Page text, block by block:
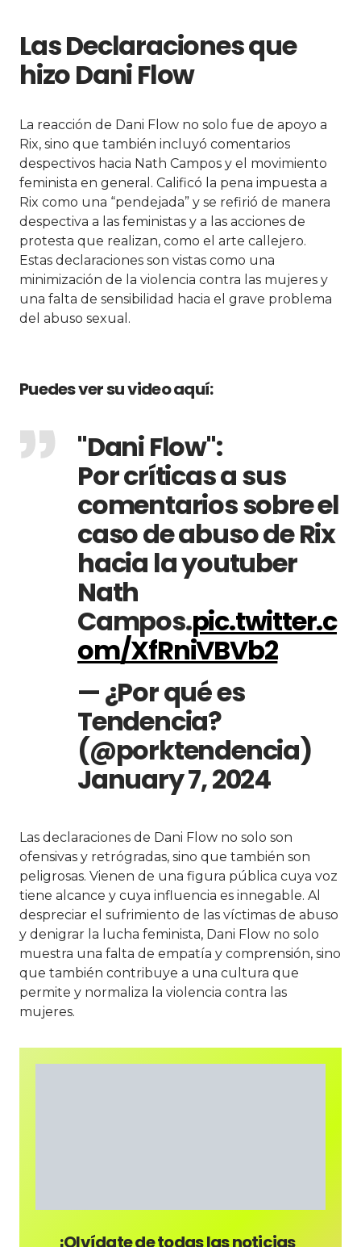
Las Declaraciones que
hizo Dani Flow
La reacción de Dani Flow no solo fue de apoyo a
Rix, sino que también incluyó comentarios
despectivos hacia Nath Campos y el movimiento
feminista en general. Calificó la pena impuesta a
Rix como una “pendejada” y se refirió de manera
despectiva a las feministas y a las acciones de
protesta que realizan, como el arte callejero.
Estas declaraciones son vistas como una
minimización de la violencia contra las mujeres y
una falta de sensibilidad hacia el grave problema
del abuso sexual.
Puedes ver su video aquí:
"Dani Flow":
Por críticas a sus
comentarios sobre el
caso de abuso de Rix
hacia la youtuber
Nath
Campos.pic.twitter.c
om/XfRniVBVb2
— ¿Por qué es
Tendencia?
(@porktendencia)
January 7, 2024
Las declaraciones de Dani Flow no solo son
ofensivas y retrógradas, sino que también son
peligrosas. Vienen de una figura pública cuya voz
tiene alcance y cuya influencia es innegable. Al
despreciar el sufrimiento de las víctimas de abuso
y denigrar la lucha feminista, Dani Flow no solo
muestra una falta de empatía y comprensión, sino
que también contribuye a una cultura que
permite y normaliza la violencia contra las
mujeres.
¡Olvídate de todas las noticias